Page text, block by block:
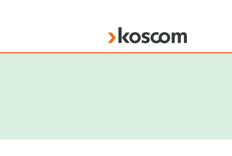
KOSCOM